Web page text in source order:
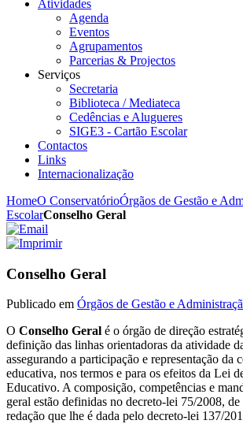
Atividades
Agenda
Eventos
Agrupamentos
Parcerias & Projectos
Serviços
Secretaria
Biblioteca / Mediateca
Cedências e Alugueres
SIGE3 - Cartão Escolar
Contactos
Links
Internacionalização
HomeO ConservatórioÓrgãos de Gestão e
EscolarConselho Geral
Conselho Geral
Publicado em Órgãos de Gestão e
O Conselho Geral é o órgão de direção
definição das linhas orientadoras da atividade
assegurando a participação e representação da
educativa, nos termos e para os efeitos da Lei
Educativo. A composição, competências e
geral estão definidas no decreto-lei 75/2008,
redação que lhe é dada pelo decreto-lei 137/